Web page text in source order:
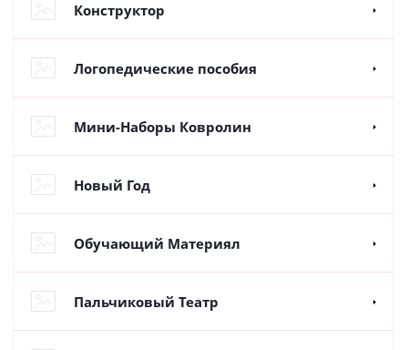
Конструктор
Логопедические пособия
Мини-Наборы Ковролин
Новый Год
Обучающий Материял
Пальчиковый Театр